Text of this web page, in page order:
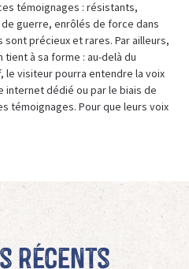
témoignages : résistants,
guerre, enrôlés de force dans
précieux et rares. Par ailleurs,
à sa forme : au-delà du
le visiteur pourra entendre la voix
internet dédié ou par le biais de
témoignages. Pour que leurs voix
récents